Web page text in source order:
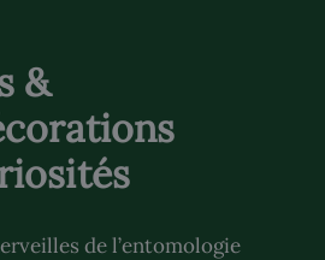
&
de l’entomologie